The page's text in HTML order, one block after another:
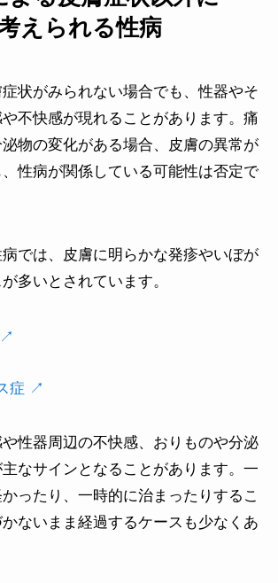
えられる性病
状がみられない場合でも、性器やそ
不快感が現れることがあります。痛
物の変化がある場合、皮膚の異常が
性病が関係している可能性は否定で
では、皮膚に明らかな発疹やいぼが
多いとされています。
↗︎
症 ↗︎
性器周辺の不快感、おりものや分泌
なサインとなることがあります。一
ったり、一時的に治まったりするこ
ないまま経過するケースも少なくあ